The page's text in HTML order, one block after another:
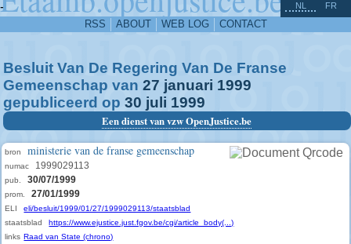
-
RSS ABOUT WEB LOG CONTACT
NL FR
Besluit Van De Regering Van De Franse
Gemeenschap van 27 januari 1999
gepubliceerd op 30 juli 1999
Een dienst van vzw OpenJustice.be
bron ministerie van de franse gemeenschap
numac 1999029113
pub. 30/07/1999
prom. 27/01/1999
ELI
eli/besluit/1999/01/27/1999029113/staatsblad
staatsblad
https://www.ejustice.just.fgov.be/cgi/article_body(...)
links Raad van State (chrono)
^